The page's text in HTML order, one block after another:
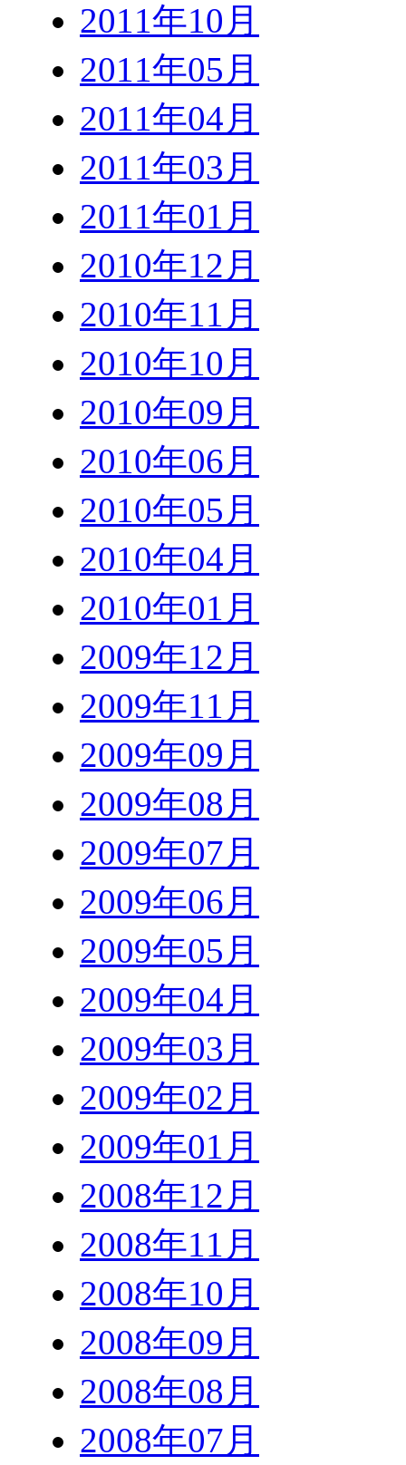
2011年10月
2011年05月
2011年04月
2011年03月
2011年01月
2010年12月
2010年11月
2010年10月
2010年09月
2010年06月
2010年05月
2010年04月
2010年01月
2009年12月
2009年11月
2009年09月
2009年08月
2009年07月
2009年06月
2009年05月
2009年04月
2009年03月
2009年02月
2009年01月
2008年12月
2008年11月
2008年10月
2008年09月
2008年08月
2008年07月